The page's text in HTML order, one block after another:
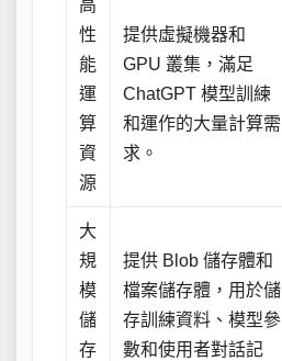
高
性
能
運
算
資
源
提供虛擬機器和
GPU 叢集，滿足
ChatGPT 模型訓練
和運作的大量計算需
求。
大
規
模
儲
存
提供 Blob 儲存體和
檔案儲存體，用於儲
存訓練資料、模型參
數和使用者對話記